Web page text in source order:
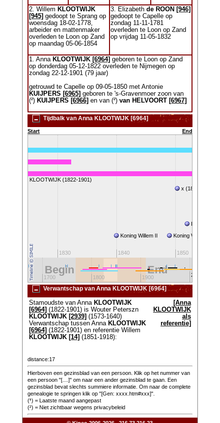
2. Willem KLOOTWIJK
[945] gedoopt te Sprang op
woensdag 18-02-1778,
arbeider en mattenmaker
overleden te Loon op Zand
op maandag 05-06-1854
3. Elizabeth de ROON [946]
gedoopt te Capelle op
zondag 11-11-1781
overleden te Loon op Zand
op vrijdag 11-05-1832
1. Anna KLOOTWIJK [6964] geboren te Loon op Zand
op donderdag 05-12-1822 overleden te Nijmegen op
zondag 22-12-1901 (79 jaar)
getrouwd te Capelle op 09-05-1850 met Antonie
KUIJPERS [6965] geboren te 's-Gravenmoer zoon van
(²) KUIJPERS [6966] en van (²) van HELVOORT [6967]
Tijdbalk van Anna KLOOTWIJK [6964]
Start End
1830 1840 1850
x (1850-05-09)
Koning Willem III
Koning Willem II
Anna KLOOTWIJK (1822-1901)
1700 1800 1900 2000
Begin End
Verwantschap van Anna KLOOTWIJK [6964]
Stamoudste van Anna KLOOTWIJK
[6964] (1822-1901) is Wouter Peterszn
KLOOTWIJK [2939] (1573-1640)
Verwantschap tussen Anna KLOOTWIJK
[6964] (1822-1901) en referentie Willem
KLOOTWIJK [14] (1851-1918):
[Anna
KLOOTWIJK
als
referentie]
distance:17
Hierboven een gezinsblad van een persoon. Klik op het nummer van
een persoon "[....]" om naar een ander gezinsblad te gaan. Een
gezinsblad bevat slechts summiere informatie. Om naar de complete
genealogie te springen klik op "[Gen: xxxx.htm#xxx]".
(¹) = Laatste maand aangepast
(²) = Niet zichtbaar wegens privacybeleid